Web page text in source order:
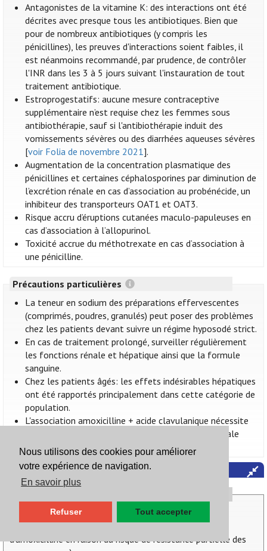
Nous utilisons des cookies pour améliorer
votre expérience de navigation.
En savoir plus
Refuser Tout accepter
Antagonistes de la vitamine K: des interactions ont été
décrites avec presque tous les antibiotiques. Bien que
pour de nombreux antibiotiques (y compris les
pénicillines), les preuves d'interactions soient faibles, il
est néanmoins recommandé, par prudence, de contrôler
l'INR dans les 3 à 5 jours suivant l'instauration de tout
traitement antibiotique.
Estroprogestatifs: aucune mesure contraceptive
supplémentaire n’est requise chez les femmes sous
antibiothérapie, sauf si l'antibiothérapie induit des
vomissements sévères ou des diarrhées aqueuses sévères
[voir Folia de novembre 2021].
Augmentation de la concentration plasmatique des
pénicillines et certaines céphalosporines par diminution de
l’excrétion rénale en cas d’association au probénécide, un
inhibiteur des transporteurs OAT1 et OAT3.
Risque accru d’éruptions cutanées maculo-papuleuses en
cas d’association à l’allopurinol.
Toxicité accrue du méthotrexate en cas d’association à
une pénicilline.
Précautions particulières
La teneur en sodium des préparations effervescentes
(comprimés, poudres, granulés) peut poser des problèmes
chez les patients devant suivre un régime hyposodé strict.
En cas de traitement prolongé, surveiller régulièrement
les fonctions rénale et hépatique ainsi que la formule
sanguine.
Chez les patients âgés: les effets indésirables hépatiques
ont été rapportés principalement dans cette catégorie de
population.
L'association amoxicilline + acide clavulanique nécessite
une attention particulière en cas d'insuffisance rénale
sévère (voir Intro.6.1.2. Insuffisance rénale
Amoxicilline + acide clavulanique
(bien répartir les administrations sur la journée)
- infections des voies respiratoires (doses élevées
d’amoxicilline en raison du risque de résistance partielle des